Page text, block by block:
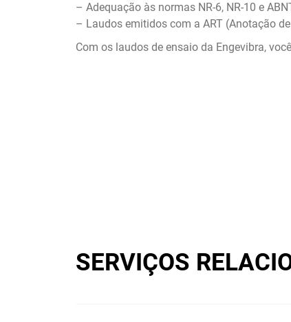
– Adequação às normas NR-6, NR-10 e
– Laudos emitidos com a ART (Anotação
Com os laudos de ensaio da Engevibra,
SERVIÇOS